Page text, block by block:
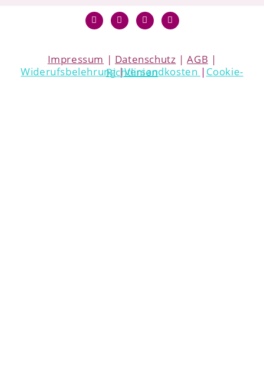
Impressum | Datenschutz |AGB |
Widerufsbelehrung|Versandkosten |
Cookie-Richtlinien